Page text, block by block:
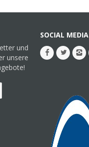
und
unsere
SOCIAL MEDIA